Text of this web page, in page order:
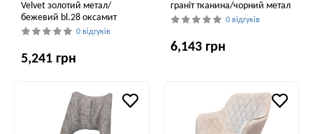
Velvet золотий метал/
бежевий bl.28 оксамит
0 відгуків
5,241 грн
граніт тканина/чорний метал
0 відгуків
6,143 грн